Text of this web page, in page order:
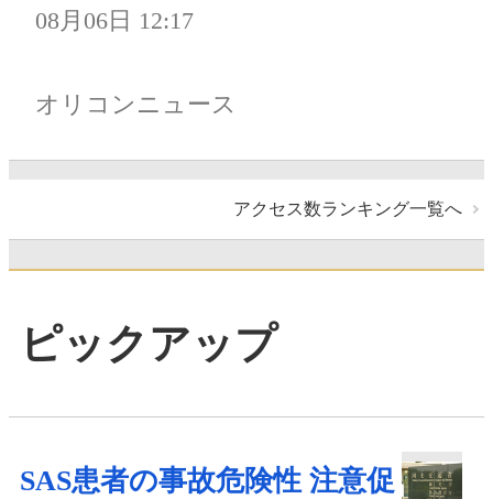
08月06日 12:17
オリコンニュース
アクセス数ランキング一覧へ
ピックアップ
SAS患者の事故危険性 注意促